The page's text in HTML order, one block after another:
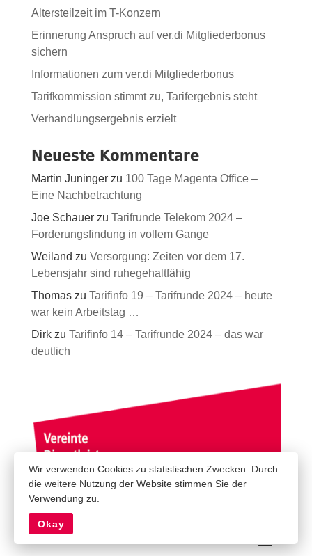
Altersteilzeit im T-Konzern
Erinnerung Anspruch auf ver.di Mitgliederbonus
sichern
Informationen zum ver.di Mitgliederbonus
Tarifkommission stimmt zu, Tarifergebnis steht
Verhandlungsergebnis erzielt
Neueste Kommentare
Martin Juningerzu 100 Tage Magenta Office –
Eine Nachbetrachtung
Joe Schauerzu Tarifrunde Telekom 2024 –
Forderungsfindung in vollem Gange
Weiland zu Versorgung: Zeiten vor dem 17.
Lebensjahr sind ruhegehaltfähig
Thomaszu Tarifinfo 19 – Tarifrunde 2024 – heute
war kein Arbeitstag …
Dirkzu Tarifinfo 14 – Tarifrunde 2024 – das war
deutlich
Wir verwenden Cookies zu statistischen Zwecken. Durch
die weitere Nutzung der Website stimmen Sie der
Verwendung zu.
Okay